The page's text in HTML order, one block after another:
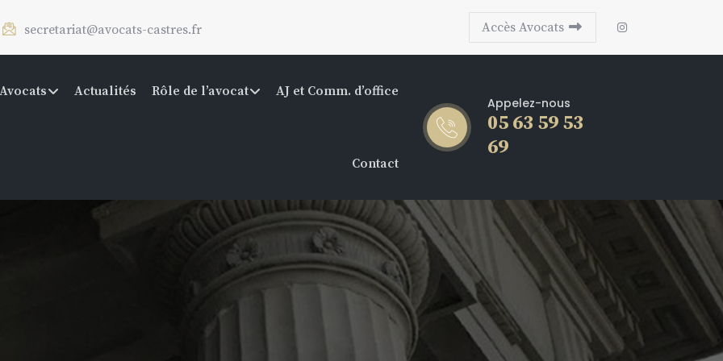
secretariat@avocats-castres.fr Accès Avocats
Avocats Actualités Rôle de l’avocat AJ et Comm. d’office
Contact
Appelez-nous
05 63 59 53
69